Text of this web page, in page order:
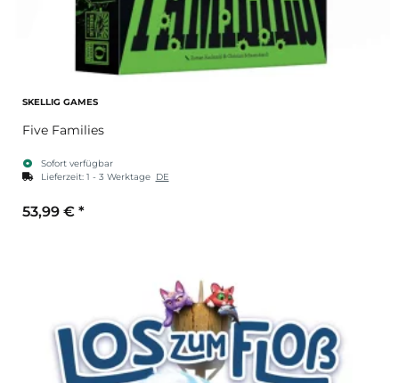
SKELLIG GAMES
Five Families
Sofort verfügbar
Lieferzeit: 1 - 3 Werktage DE
53,99 € *